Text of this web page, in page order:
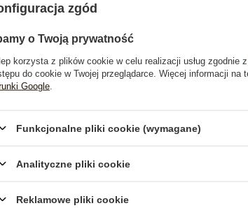
Zwroty i reklamacje Opinie o produkcie
zgód
o Twoją prywatność
korzysta z plików cookie w celu realizacji usług zgodnie z
do cookie w Twojej przeglądarce. Więcej informacji
Google
Funkcjonalne pliki cookie (wymagane)
Analityczne pliki cookie
Reklamowe pliki cookie